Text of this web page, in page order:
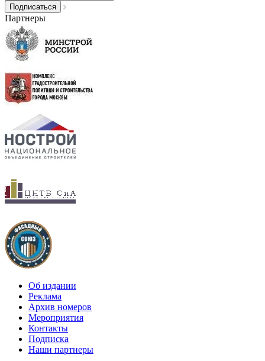
Партнеры
Об издании
Реклама
Архив номеров
Мероприятия
Контакты
Подписка
Наши партнеры